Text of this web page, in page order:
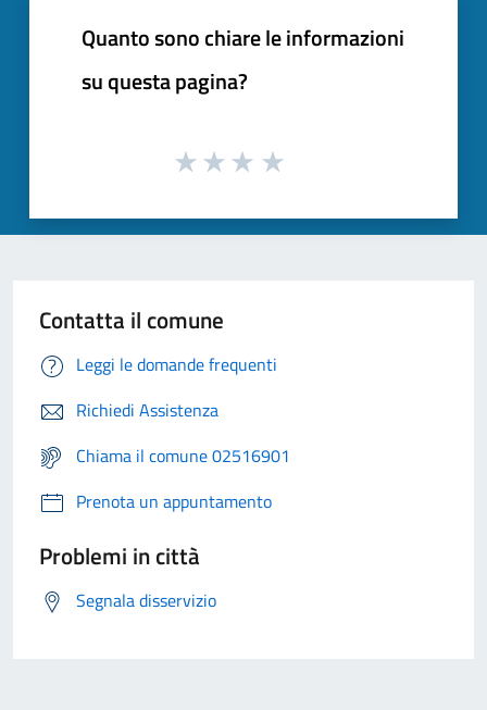
Quanto sono chiare le informazioni
su questa pagina?
Contatta il comune
Leggi le domande frequenti
Richiedi Assistenza
Chiama il comune 02516901
Prenota un appuntamento
Problemi in città
Segnala disservizio